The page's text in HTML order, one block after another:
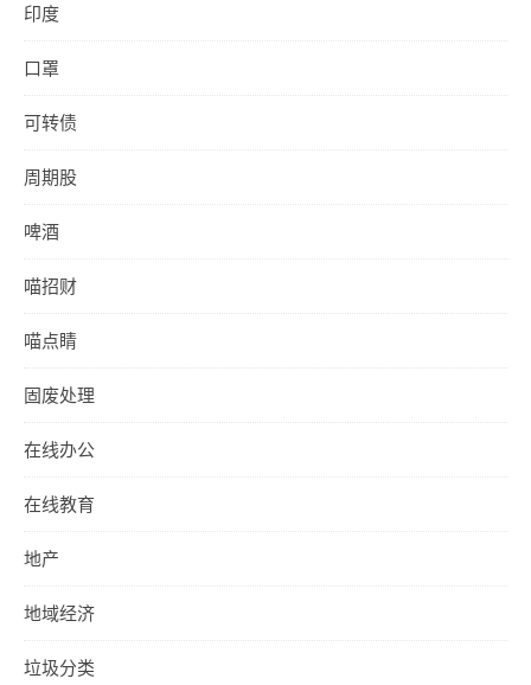
印度
口罩
可转债
周期股
啤酒
喵招财
喵点睛
固废处理
在线办公
在线教育
地产
地域经济
垃圾分类